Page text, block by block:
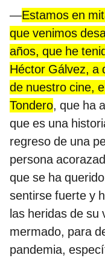
—Estamos en
que venimos
años, que he
Héctor Gálvez, a
de nuestro cine,
Tondero, que ha
que es una
regreso de una
persona
que se ha
sentirse fuerte y
las heridas de su
mermado, para
pandemia,